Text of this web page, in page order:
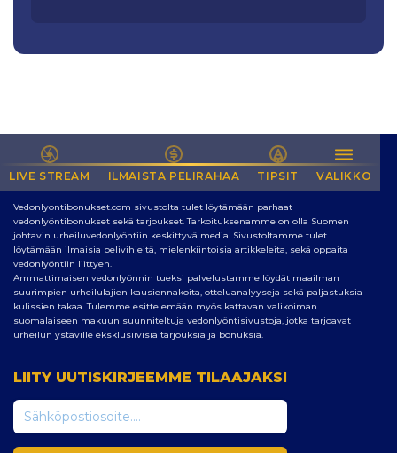
LIVE STREAM ILMAISTA PELIRAHAA TIPSIT VALIKKO
NETIN PARAS SIVUSTO VEDONLYÖNTIIN
Vedonlyontibonukset.com sivustolta tulet löytämään parhaat
vedonlyöntibonukset sekä tarjoukset. Tarkoituksenamme on olla Suomen
johtavin urheiluvedonlyöntiin keskittyvä media. Sivustoltamme tulet
löytämään ilmaisia pelivihjeitä, mielenkiintoisia artikkeleita, sekä oppaita
vedonlyöntiin liittyen.
Ammattimaisen vedonlyönnin tueksi palvelustamme löydät maailman
suurimpien urheilulajien kausiennakoita, otteluanalyyseja sekä paljastuksia
kulissien takaa. Tulemme esittelemään myös kattavan valikoiman
suomalaiseen makuun suunniteltuja vedonlyöntisivustoja, jotka tarjoavat
urheilun ystäville eksklusiivisia tarjouksia ja bonuksia.
LIITY UUTISKIRJEEMME TILAAJAKSI